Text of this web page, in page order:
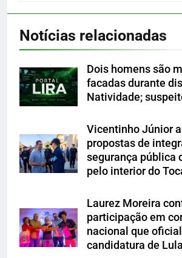
Notícias relacionadas
Dois homens são
facadas durante
Natividade;
Vicentinho Júnior
propostas de
segurança pública
pelo interior do
Laurez Moreira
participação em
nacional que
candidatura de Lula